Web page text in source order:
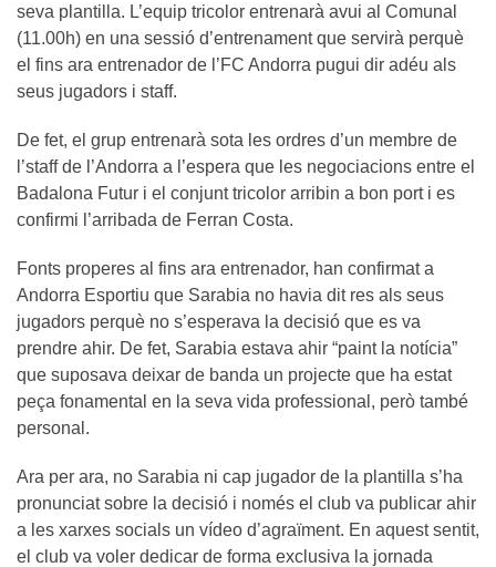
seva plantilla. L’equip tricolor entrenarà avui al Comunal
(11.00h) en una sessió d’entrenament que servirà perquè
el fins ara entrenador de l’FC Andorra pugui dir adéu als
seus jugadors i staff.
De fet, el grup entrenarà sota les ordres d’un membre de
l’staff de l’Andorra a l’espera que les negociacions entre el
Badalona Futur i el conjunt tricolor arribin a bon port i es
confirmi l’arribada de Ferran Costa.
Fonts properes al fins ara entrenador, han confirmat a
Andorra Esportiu que Sarabia no havia dit res als seus
jugadors perquè no s’esperava la decisió que es va
prendre ahir. De fet, Sarabia estava ahir “paint la notícia”
que suposava deixar de banda un projecte que ha estat
peça fonamental en la seva vida professional, però també
personal.
Ara per ara, no Sarabia ni cap jugador de la plantilla s’ha
pronunciat sobre la decisió i només el club va publicar ahir
a les xarxes socials un vídeo d’agraïment. En aquest sentit,
el club va voler dedicar de forma exclusiva la jornada